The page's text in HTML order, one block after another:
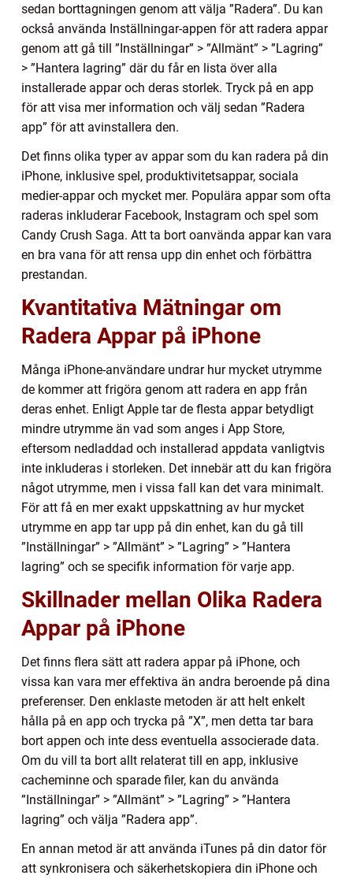
sedan borttagningen genom att välja ”Radera”. Du kan
också använda Inställningar-appen för att radera appar
genom att gå till ”Inställningar” > ”Allmänt” > ”Lagring”
> ”Hantera lagring” där du får en lista över alla
installerade appar och deras storlek. Tryck på en app
för att visa mer information och välj sedan ”Radera
app” för att avinstallera den.
Det finns olika typer av appar som du kan radera på din
iPhone, inklusive spel, produktivitetsappar, sociala
medier-appar och mycket mer. Populära appar som ofta
raderas inkluderar Facebook, Instagram och spel som
Candy Crush Saga. Att ta bort oanvända appar kan vara
en bra vana för att rensa upp din enhet och förbättra
prestandan.
Kvantitativa Mätningar om
Radera Appar på iPhone
Många iPhone-användare undrar hur mycket utrymme
de kommer att frigöra genom att radera en app från
deras enhet. Enligt Apple tar de flesta appar betydligt
mindre utrymme än vad som anges i App Store,
eftersom nedladdad och installerad appdata vanligtvis
inte inkluderas i storleken. Det innebär att du kan frigöra
något utrymme, men i vissa fall kan det vara minimalt.
För att få en mer exakt uppskattning av hur mycket
utrymme en app tar upp på din enhet, kan du gå till
”Inställningar” > ”Allmänt” > ”Lagring” > ”Hantera
lagring” och se specifik information för varje app.
Skillnader mellan Olika Radera
Appar på iPhone
Det finns flera sätt att radera appar på iPhone, och
vissa kan vara mer effektiva än andra beroende på dina
preferenser. Den enklaste metoden är att helt enkelt
hålla på en app och trycka på ”X”, men detta tar bara
bort appen och inte dess eventuella associerade data.
Om du vill ta bort allt relaterat till en app, inklusive
cacheminne och sparade filer, kan du använda
”Inställningar” > ”Allmänt” > ”Lagring” > ”Hantera
lagring” och välja ”Radera app”.
En annan metod är att använda iTunes på din dator för
att synkronisera och säkerhetskopiera din iPhone och